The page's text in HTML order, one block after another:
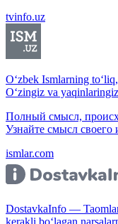
tvinfo.uz
O‘zbek Ismlarning
O‘zingiz va
Полный смысл,
Узнайте смысл
ismlar.com
DostavkaInfo —